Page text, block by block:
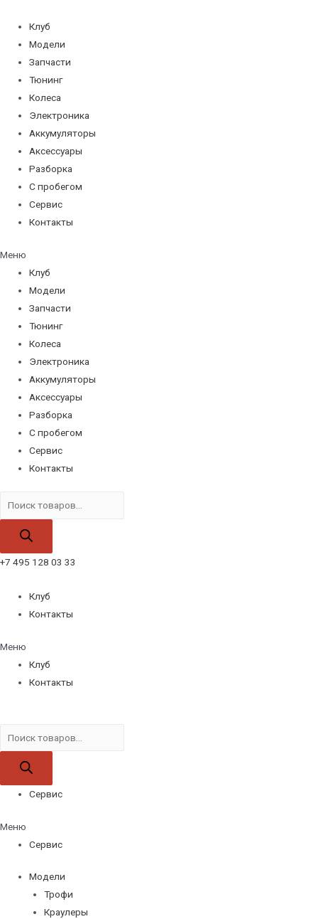
содержимому
Клуб
Модели
Запчасти
Тюнинг
Колеса
Электроника
Аккумуляторы
Аксессуары
Разборка
С пробегом
Сервис
Контакты
Меню
Клуб
Модели
Запчасти
Тюнинг
Колеса
Электроника
Аккумуляторы
Аксессуары
Разборка
С пробегом
Сервис
Контакты
товаров
+7 495 128 03 33
Клуб
Контакты
Меню
Клуб
Контакты
товаров
Сервис
Меню
Сервис
Модели
Трофи
Краулеры